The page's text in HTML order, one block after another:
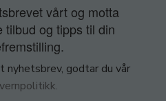
vårt og motta
tilbud og tipps til din
nyhetsbrev, godtar du vår